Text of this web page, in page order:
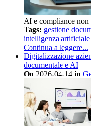
AI e compliance non
Tags: gestione
intelligenza artificiale
Continua a leggere...
Digitalizzazione
documentale e AI
On 2026-04-14 in